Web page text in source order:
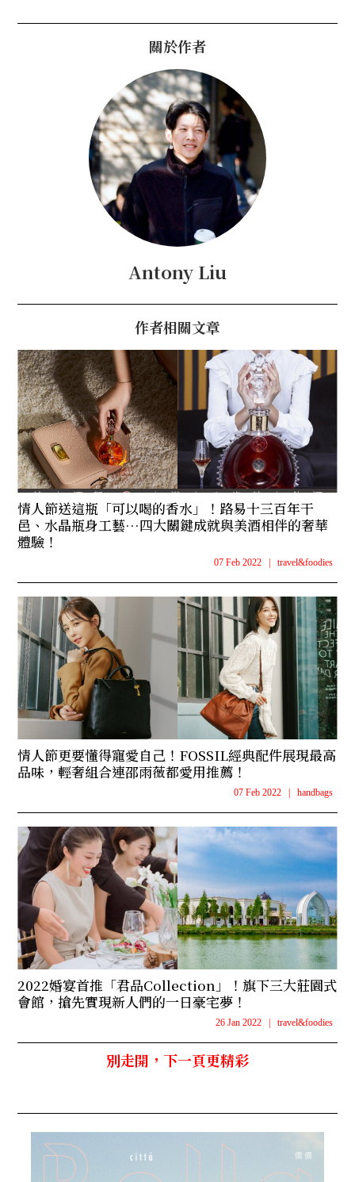
關於作者
Antony Liu
作者相關文章
情人節送這瓶「可以喝的香水」！路易十三百年干
邑、水晶瓶身工藝…四大關鍵成就與美酒相伴的奢華
體驗！
07 Feb 2022 | travel&foodies
情人節更要懂得寵愛自己！FOSSIL經典配件展現最高
品味，輕奢組合連邵雨薇都愛用推薦！
07 Feb 2022 | handbags
2022婚宴首推「君品Collection」！旗下三大莊園式
會館，搶先實現新人們的一日豪宅夢！
26 Jan 2022 | travel&foodies
別走開，下一頁更精彩